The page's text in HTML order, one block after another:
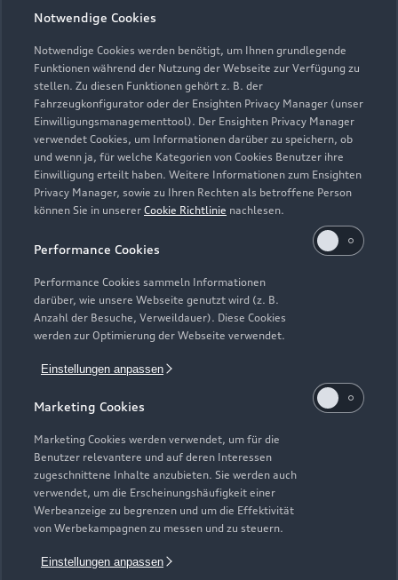
Notwendige Cookies
Notwendige Cookies werden benötigt, um Ihnen grundlegende
Funktionen während der Nutzung der Webseite zur Verfügung zu
stellen. Zu diesen Funktionen gehört z. B. der
Fahrzeugkonfigurator oder der Ensighten Privacy Manager (unser
Einwilligungsmanagementtool). Der Ensighten Privacy Manager
verwendet Cookies, um Informationen darüber zu speichern, ob
und wenn ja, für welche Kategorien von Cookies Benutzer ihre
Einwilligung erteilt haben. Weitere Informationen zum Ensighten
Privacy Manager, sowie zu Ihren Rechten als betroffene Person
können Sie in unserer Cookie Richtlinie nachlesen.
Performance Cookies
Performance Cookies sammeln Informationen
darüber, wie unsere Webseite genutzt wird (z. B.
Anzahl der Besuche, Verweildauer). Diese Cookies
werden zur Optimierung der Webseite verwendet.
Einstellungen anpassen
Marketing Cookies
Marketing Cookies werden verwendet, um für die
Benutzer relevantere und auf deren Interessen
zugeschnittene Inhalte anzubieten. Sie werden auch
verwendet, um die Erscheinungshäufigkeit einer
Werbeanzeige zu begrenzen und um die Effektivität
von Werbekampagnen zu messen und zu steuern.
Einstellungen anpassen
Zur Reparatur
Zurück nach oben
Modelle
Elektromodelle
Plug-in-Hybride
Neuwagensuche
Gebrauchtwagensuche
Geschäftskunden
Service & Zubehör
Saisonale Angebote
Audi Services
Garantie
Audi digital services
myAudi
Support
Audi Code
Häufige Fragen (FAQ)
Audi Online Beratung
Online-Terminvereinbarung
Über Audi
Unternehmen
Karriere
Investor Relations
© 2026 AUDI AG. Alle Rechte vorbehalten
Impressum Rechtliches